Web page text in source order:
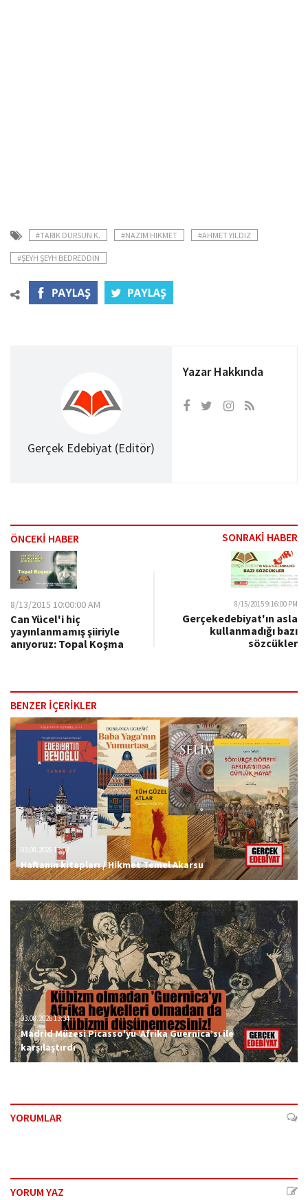
#TARIK DURSUN K. #NAZIM HIKMET #AHMET YILDIZ
#ŞEYH ŞEYH BEDREDDIN
Gerçek Edebiyat (Editör)
Yazar Hakkında
ÖNCEKİ HABER SONRAKİ HABER
8/13/2015 10:00:00 AM
Can Yücel'i hiç
yayınlanmamış şiiriyle
anıyoruz: Topal Koşma
8/15/2015 9:16:00 PM
Gerçekedebiyat'ın asla
kullanmadığı bazı
sözcükler
BENZER İÇERİKLER
03.08.2026 13:07
Haftanın kitapları / Hikmet Temel Akarsu
03.08.2026 13:34
Madrid Müzesi Picasso'yu ‘Afrika Guernica’sı ile
karşılaştırdı
YORUMLAR
YORUM YAZ